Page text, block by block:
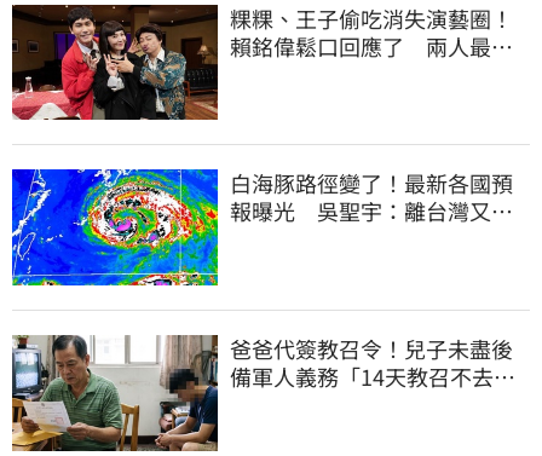
粿粿、王子偷吃消失演藝圈！
賴銘偉鬆口回應了 兩人最新
白海豚路徑變了！最新各國預
報曝光 吳聖宇：離台灣又更
爸爸代簽教召令！兒子未盡後
備軍人義務「14天教召不去」